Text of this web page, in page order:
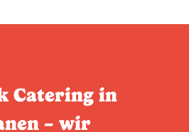
Catering in
– wir